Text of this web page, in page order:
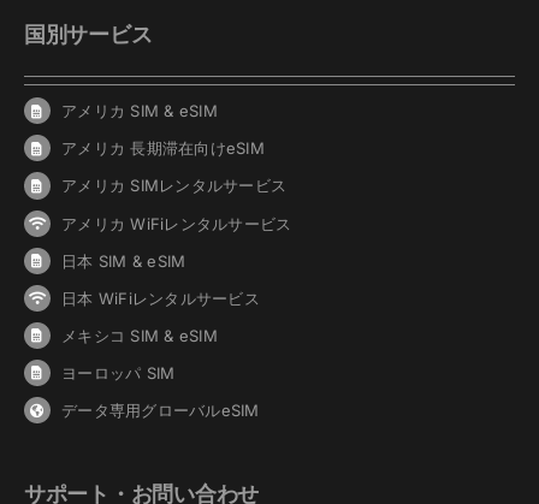
国別サービス
アメリカ SIM & eSIM
アメリカ 長期滞在向けeSIM
アメリカ SIMレンタルサービス
アメリカ WiFiレンタルサービス
日本 SIM & eSIM
日本 WiFiレンタルサービス
メキシコ SIM & eSIM
ヨーロッパ SIM
データ専用グローバルeSIM
サポート・お問い合わせ